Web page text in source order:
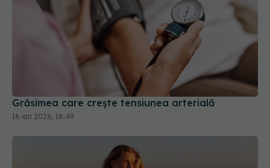
Grăsimea care crește tensiunea arterială
16 ian 2026, 18:49